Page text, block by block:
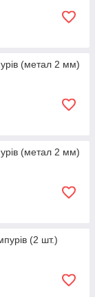
(метал 2 мм)
(метал 2 мм)
(2 шт.)